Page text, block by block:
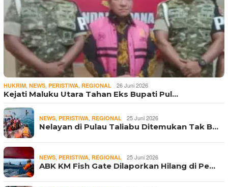
HUKRIM, NEWS, PERISTIWA, REGIONAL 26 Juni 2026
Kejati Maluku Utara Tahan Eks Bupati Pul…
NEWS, PERISTIWA, REGIONAL 25 Juni 2026
Nelayan di Pulau Taliabu Ditemukan Tak B…
NEWS, PERISTIWA, REGIONAL 25 Juni 2026
ABK KM Fish Gate Dilaporkan Hilang di Pe…